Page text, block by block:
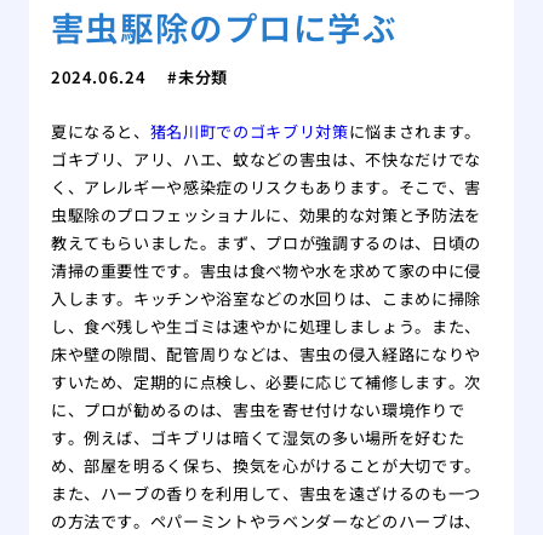
害虫駆除のプロに学ぶ
2024.06.24 未分類
夏になると、 猪名川町でのゴキブリ対策に悩まされます。
ゴキブリ、アリ、ハエ、蚊などの害虫は、不快なだけでな
く、アレルギーや感染症のリスクもあります。そこで、害
虫駆除のプロフェッショナルに、効果的な対策と予防法を
教えてもらいました。まず、プロが強調するのは、日頃の
清掃の重要性です。害虫は食べ物や水を求めて家の中に侵
入します。キッチンや浴室などの水回りは、こまめに掃除
し、食べ残しや生ゴミは速やかに処理しましょう。また、
床や壁の隙間、配管周りなどは、害虫の侵入経路になりや
すいため、定期的に点検し、必要に応じて補修します。次
に、プロが勧めるのは、害虫を寄せ付けない環境作りで
す。例えば、ゴキブリは暗くて湿気の多い場所を好むた
め、部屋を明るく保ち、換気を心がけることが大切です。
また、ハーブの香りを利用して、害虫を遠ざけるのも一つ
の方法です。ペパーミントやラベンダーなどのハーブは、